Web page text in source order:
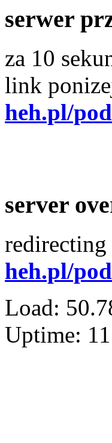
serwer
za 10
link
heh.pl/
server
heh.pl/
Load:
Uptime: